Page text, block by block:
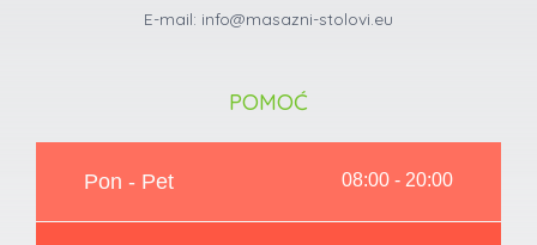
E-mail: info@masazni-stolovi.eu
POMOĆ
Pon - Pet 08:00 - 20:00